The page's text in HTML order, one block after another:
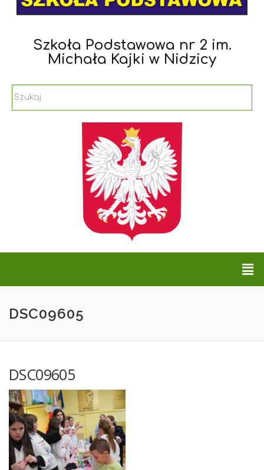
Szkoła Podstawowa nr 2 im.
Michała Kajki w Nidzicy
DSC09605
DSC09605